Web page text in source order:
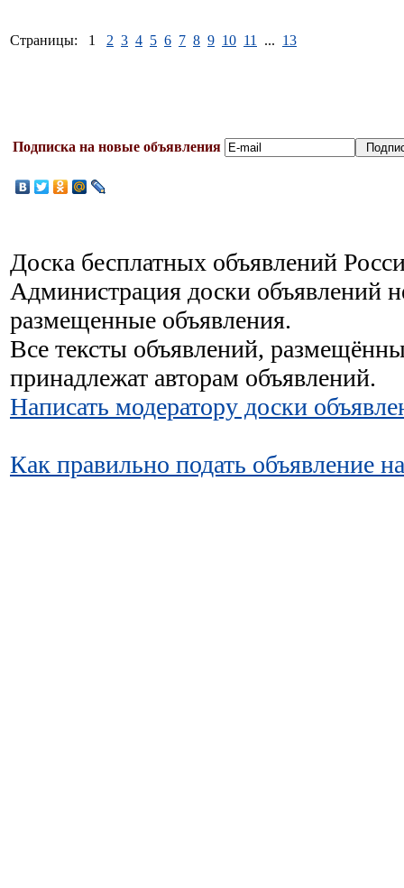
Страницы: 1 2 3 4 5 6 7 8 9 10 11 ... 13
Подписка на новые объявления
Доска бесплатных объявлений
Администрация доски объявлений
размещенные объявления.
Все тексты объявлений,
принадлежат авторам объявлений.
Написать модератору доски
Как правильно подать объявление